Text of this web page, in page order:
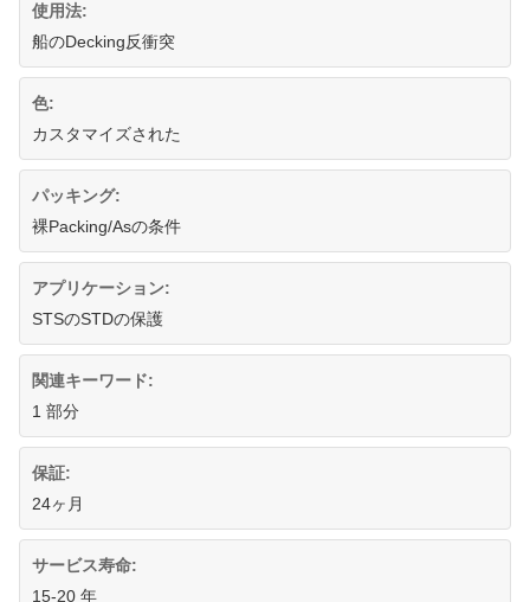
使用法:
船のDecking反衝突
色:
カスタマイズされた
パッキング:
裸Packing/Asの条件
アプリケーション:
STSのSTDの保護
関連キーワード:
1 部分
保証:
24ヶ月
サービス寿命:
15-20 年